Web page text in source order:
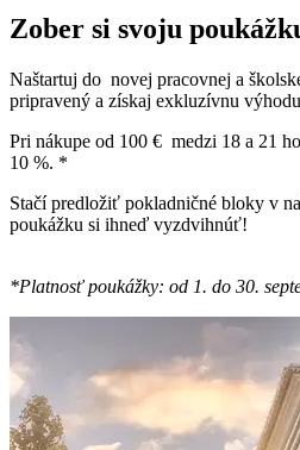
Zober si svoju
Naštartuj do novej pracovnej a
pripravený a získaj exkluzívnu
Pri nákupe od 100 € medzi 18 a 21
10 %. *
Stačí predložiť pokladničné bloky v
poukážku si ihneď vyzdvihnúť!
*Platnosť poukážky: od 1. do 30.